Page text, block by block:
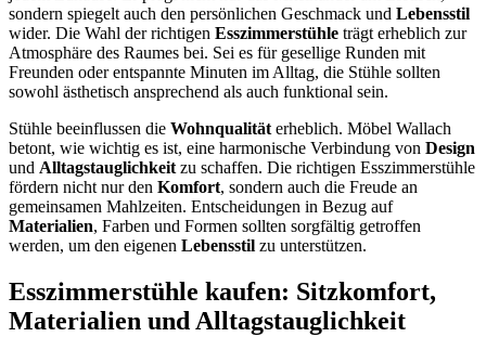
sondern spiegelt auch den persönlichen Geschmack und Lebensstil
wider. Die Wahl der richtigen Esszimmerstühle trägt erheblich zur
Atmosphäre des Raumes bei. Sei es für gesellige Runden mit
Freunden oder entspannte Minuten im Alltag, die Stühle sollten
sowohl ästhetisch ansprechend als auch funktional sein.
Stühle beeinflussen die Wohnqualität erheblich. Möbel Wallach
betont, wie wichtig es ist, eine harmonische Verbindung von Design
und Alltagstauglichkeit zu schaffen. Die richtigen Esszimmerstühle
fördern nicht nur den Komfort, sondern auch die Freude an
gemeinsamen Mahlzeiten. Entscheidungen in Bezug auf
Materialien, Farben und Formen sollten sorgfältig getroffen
werden, um den eigenen Lebensstil zu unterstützen.
Esszimmerstühle kaufen: Sitzkomfort,
Materialien und Alltagstauglichkeit